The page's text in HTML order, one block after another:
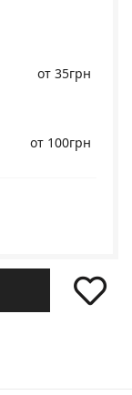
от 35грн
от 100грн